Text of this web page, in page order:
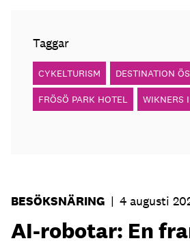
Taggar
CYKELTURISM DESTINATION
FRÖSÖ PARK HOTEL WIKNERS
BESÖKSNÄRING | 4 augusti
AI-robotar: En